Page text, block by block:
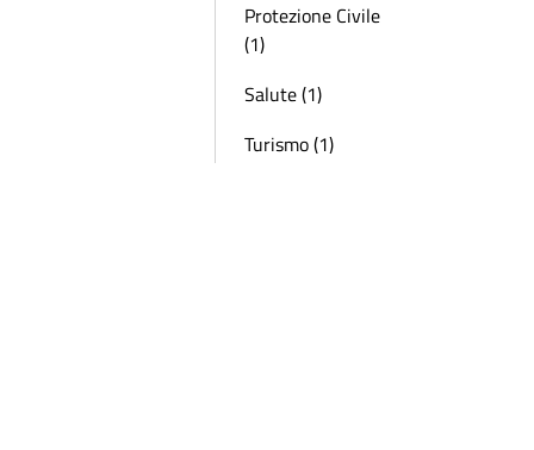
Protezione Civile
(1)
Salute (1)
Turismo (1)